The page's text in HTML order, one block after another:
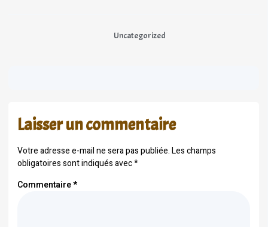
Uncategorized
Laisser un commentaire
Votre adresse e-mail ne sera pas publiée.Les champs
obligatoires sont indiqués avec*
Commentaire*